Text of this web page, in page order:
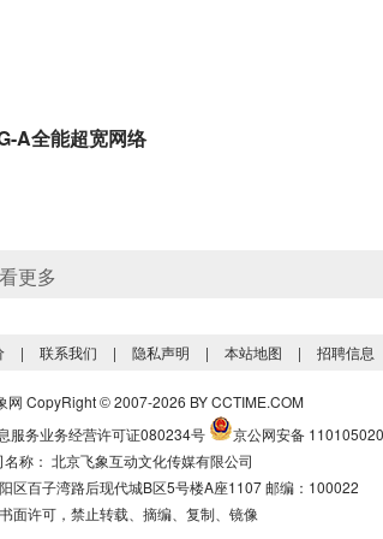
A全能超宽网络
更多
| 联系我们 | 隐私声明 | 本站地图 | 招聘信息
网 CopyRight © 2007-2026 BY CCTIME.COM
服务业务经营许可证080234号
京公网安备
名称： 北京飞象互动文化传媒有限公司
区百子湾路后现代城B区5号楼A座1107 邮编：100022
面许可，禁止转载、摘编、复制、镜像